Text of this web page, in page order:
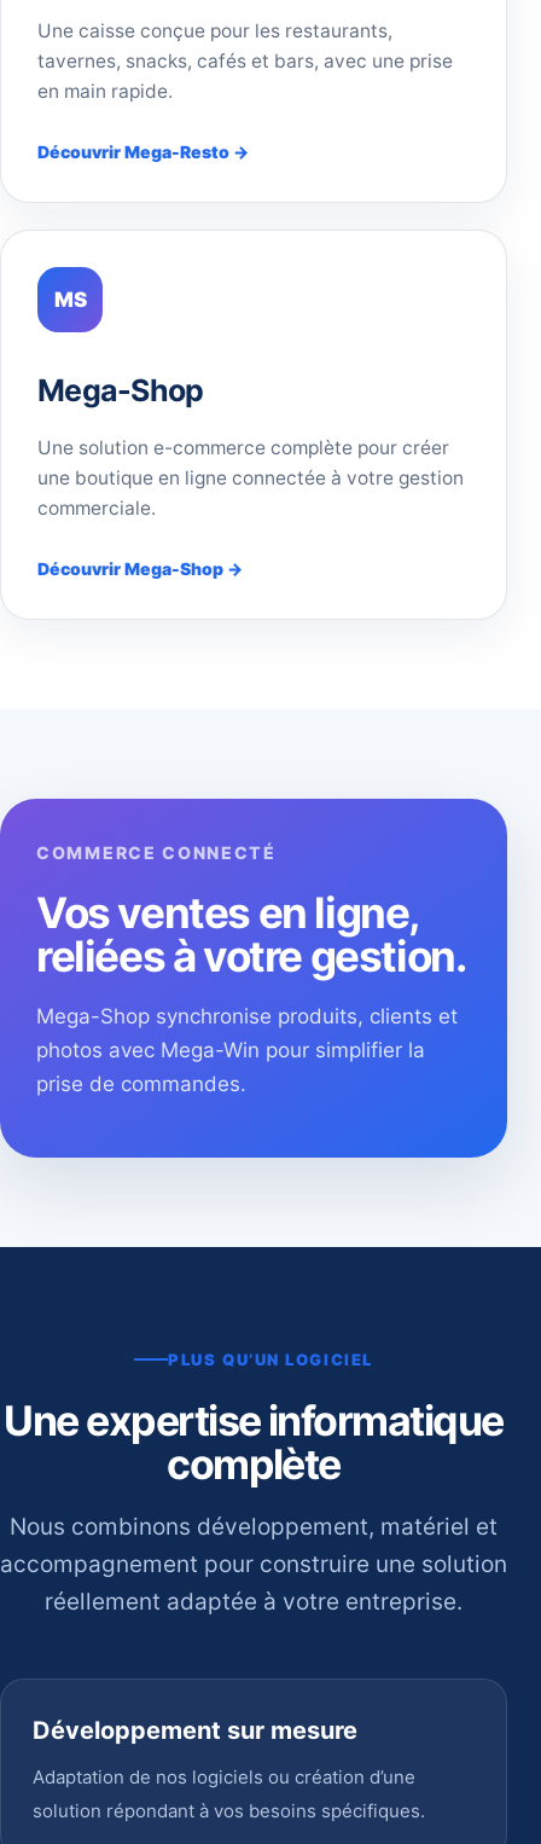
Une caisse conçue pour les restaurants,
tavernes, snacks, cafés et bars, avec une prise
en main rapide.
Découvrir Mega-Resto →
MS
Mega-Shop
Une solution e-commerce complète pour créer
une boutique en ligne connectée à votre gestion
commerciale.
Découvrir Mega-Shop →
COMMERCE CONNECTÉ
Vos ventes en ligne,
reliées à votre gestion.
Mega-Shop synchronise produits, clients et
photos avec Mega-Win pour simplifier la
prise de commandes.
PLUS QU’UN LOGICIEL
Une expertise informatique
complète
Nous combinons développement, matériel et
accompagnement pour construire une solution
réellement adaptée à votre entreprise.
Développement sur mesure
Adaptation de nos logiciels ou création d’une
solution répondant à vos besoins spécifiques.